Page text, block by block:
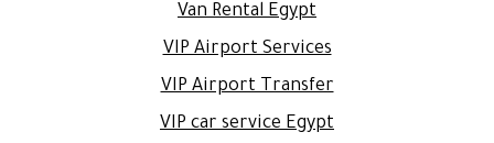
Van Rental Egypt
VIP Airport Services
VIP Airport Transfer
VIP car service Egypt